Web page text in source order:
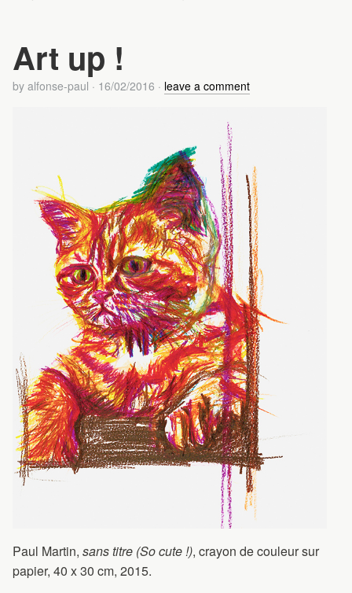
Art up !
by alfonse-paul · 16/02/2016 · leave a comment
Paul Martin, sans titre (So cute !), crayon de couleur sur
papier, 40 x 30 cm, 2015.